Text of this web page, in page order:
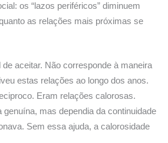
os “lazos periféricos” diminuem
as relações mais próximas se
aceitar. Não corresponde à maneira
estas relações ao longo dos anos.
Eram relações calorosas.
genuína, mas dependia da continuidade
Sem essa ajuda, a calorosidade